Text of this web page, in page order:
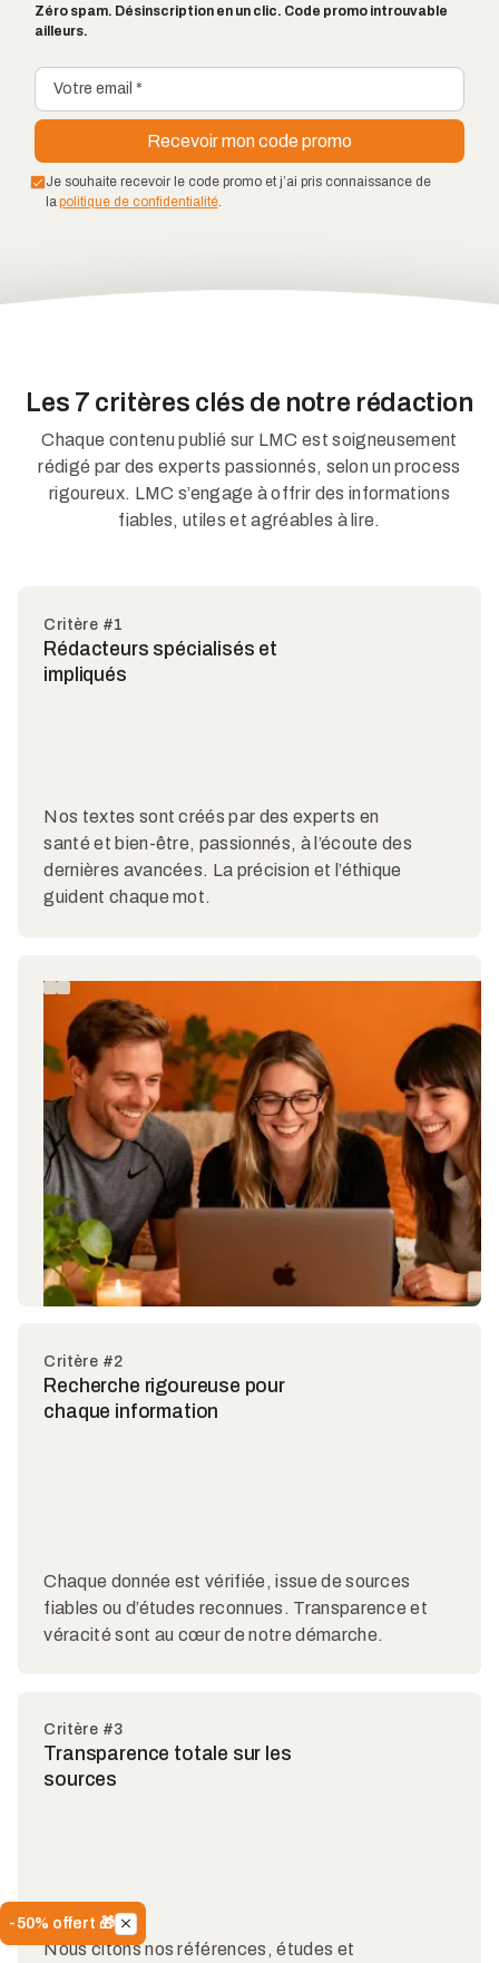
-50% offert 🎁
Zéro spam. Désinscription en un clic. Code promo introuvable
ailleurs.
Je souhaite recevoir le code promo et j’ai pris connaissance de
lapolitique de confidentialité.
Les 7 critères clés de notre rédaction
Chaque contenu publié sur LMC est soigneusement
rédigé par des experts passionnés, selon un process
rigoureux. LMC s’engage à offrir des informations
fiables, utiles et agréables à lire.
Critère #1
Rédacteurs spécialisés et
impliqués
Nos textes sont créés par des experts en
santé et bien-être, passionnés, à l’écoute des
dernières avancées. La précision et l’éthique
guident chaque mot.
Critère #2
Recherche rigoureuse pour
chaque information
Chaque donnée est vérifiée, issue de sources
fiables ou d’études reconnues. Transparence et
véracité sont au cœur de notre démarche.
Critère #3
Transparence totale sur les
sources
Nous citons nos références, études et